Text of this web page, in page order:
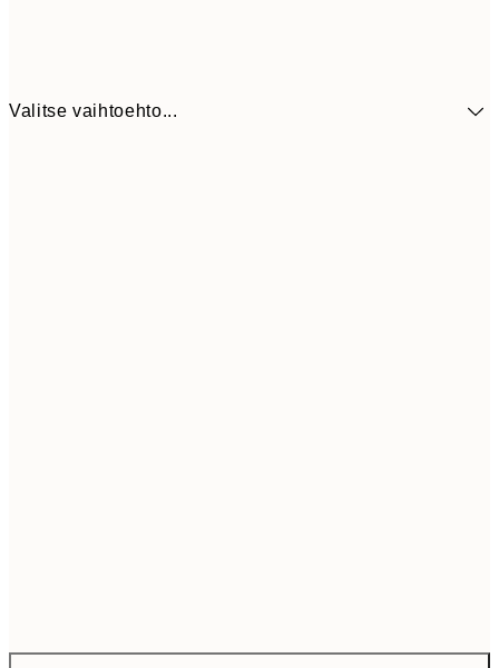
Valitse vaihtoehto...